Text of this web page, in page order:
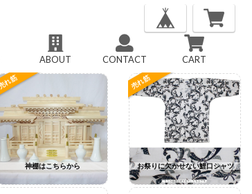
ABOUT CONTACT CART